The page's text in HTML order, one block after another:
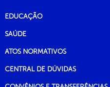
EDUCAÇÃO
SAÚDE
ATOS NORMATIVOS
CENTRAL DE DÚVIDAS